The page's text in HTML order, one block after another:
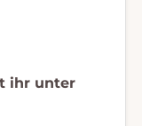
ihr unter